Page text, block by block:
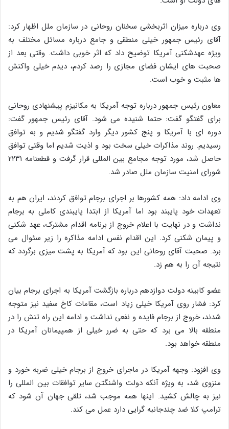
وی درباره میزان اثربخشی سخنان روحانی در سازمان ملل اظهار کرد:
آقای رئیس جمهور خیلی منطقی و جامع درباره مسائل مختلف به
ویژه عهدشکنی آمریکا توضیح داد که اثر خوبی داشت. وقتی بعد از
صحبت های ایشان فضای مجازی را رصد کردم، دیدم خیلی واکنش
ها مثبت و خوب است.
معاون رئیس جمهور درباره توجه آمریکا به مکانیزم پیشنهادی روحانی
برای گفتگو گفت: حتما شنیده می شود. آقای رئیس جمهور گفت:
دوره ای با آمریکا و پنج کشور دیگر وارد گفتگو شدیم و به توافق
رسیدیم. روند مذاکرات خیلی سخت بود و اذیت شدیم اما وقتی توافق
حاصل شد، مورد توجه مجامع بین المللی قرار گرفت و قطعنامه ۲۲۳۱
شورای امنیت سازمان ملل صادر شد.
وی ادامه داد: همه کشورها بر اجرای برجام توافق کردند، ایران هم به
تعهدات خود پایبند بود اما آمریکا از ابتدا پایبندی کاملی به برجام
نداشت و در نهایت با اعلام خروج از برنامه اقدام مشترک، عهد شکنی
و پیمان شکنی کرد. این اقدام نفس ادامه مذاکره را زیر سئوال می
برد. صحبت آقای روحانی این بود که آمریکا به پشت میزی برگردد که
نتیجه آن را به هم زد.
عضو کابینه دولت دوازدهم درباره بازگشت آمریکا به اجرای برجام بیان
کرد: فشار روی آمریکا خیلی زیاد است، مقامات کاخ سفید نیز متوجه
شدند، خروج از برجام فایده و نفعی نداشت و ادامه این راه تنش را در
منطقه بالا می برد که حتی به ضرر خیلی از همپیمانان آمریکا در
منطقه خواهد بود.
وی افزود: وجهه آمریکا در ماجرای خروج از برجام خیلی ضربه خورد و
منزوی شد، به ویژه آنکه دولت واشنگتن سایر توافقات بین المللی را
نیز به چالش کشید. اینها همه موجب شد، تلقی جهان آن شود که
ترامپ کلا ضد چندجانبه گرایی دارد عمل می کند.